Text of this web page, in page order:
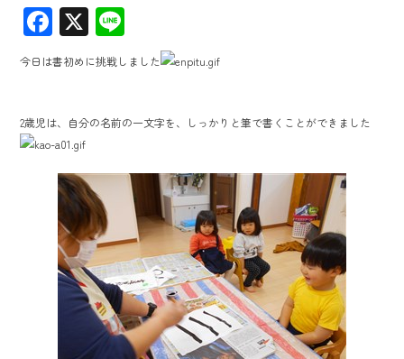
F
ac
e
b
o
ok
X
ne
今日は書初めに挑戦しました
2歳児は、自分の名前の一文字を、しっかりと筆で書くことができました